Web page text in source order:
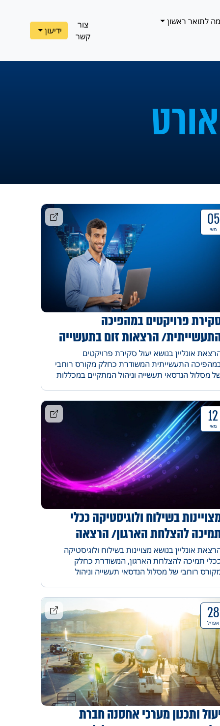
לתואר ראשון
צור
קשר
ידיעון
05
מאי
פרויקטים במהפיכה
הרצאות זום בתעשייה
אונליין בנושא יעול סקירת פרויקטים
התעשייתית המשודרת כחלק מקורס רוחבי
מסלול הנדסאי תעשייה וניהול המתקיים במכללות
12
מאי
בשילוח ולוגיסטיקה ככלי
להצלחת הארגון/ הרצאה
תעשייה וניהול
אונליין בנושא מצויינות בשילוח ולוגיסטיקה
תמיכה להצלחת הארגון, המשודרת כחלק
רוחבי של מסלול הנדסאי תעשייה וניהול
28
אפריל
ותכנון מערכי אחסנה חברת